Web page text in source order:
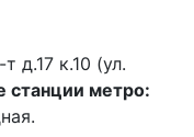
д.17 к.10 (ул.
станции метро: